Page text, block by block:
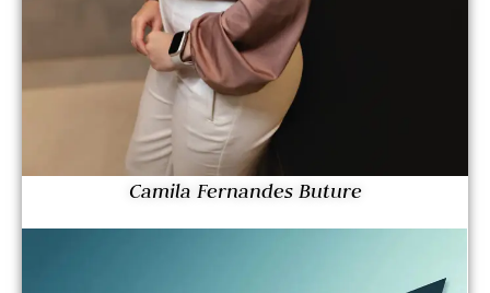
Camila Fernandes Buture